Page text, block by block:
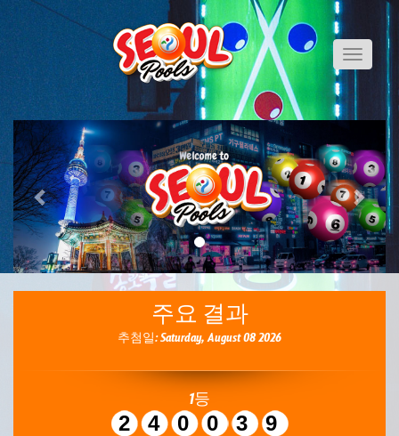
Toggle
Previous Next
주요 결과
추첨일: Saturday, August 08 2026
1등
240039